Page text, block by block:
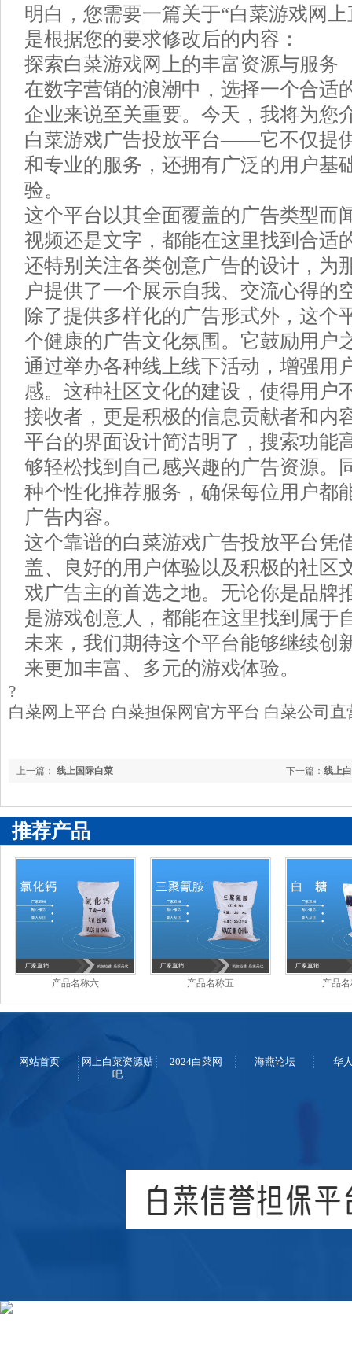
明白，您需要一篇关于“白菜游戏网
是根据您的要求修改后的内容：
探索白菜游戏网上的丰富资源与服务
在数字营销的浪潮中，选择一个合适
企业来说至关重要。今天，我将为您
白菜游戏广告投放平台——它不仅提
和专业的服务，还拥有广泛的用户基
验。
这个平台以其全面覆盖的广告类型而
视频还是文字，都能在这里找到合适
还特别关注各类创意广告的设计，为
户提供了一个展示自我、交流心得的
除了提供多样化的广告形式外，这个
个健康的广告文化氛围。它鼓励用户
通过举办各种线上线下活动，增强用
感。这种社区文化的建设，使得用户
接收者，更是积极的信息贡献者和内
平台的界面设计简洁明了，搜索功能
够轻松找到自己感兴趣的广告资源。
种个性化推荐服务，确保每位用户都
广告内容。
这个靠谱的白菜游戏广告投放平台凭
盖、良好的用户体验以及积极的社区
戏广告主的首选之地。无论你是品牌
是游戏创意人，都能在这里找到属于
未来，我们期待这个平台能够继续创
来更加丰富、多元的游戏体验。
?
白菜网上平台 白菜担保网官方平台 白菜公司直
下一篇： 线上
上一篇： 线上国际白菜
推荐产品
产品名称六 产品名称五 产品
网站首页
网上白菜资源贴
吧
2024白菜网 海燕论坛 华